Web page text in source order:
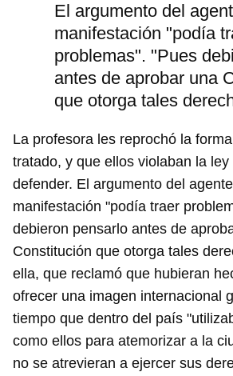
El argumento del
manifestación "podía
problemas". "Pues
antes de aprobar una
que otorga tales
La profesora les reprochó la
tratado, y que ellos violaban la
defender. El argumento del
manifestación "podía traer
debieron pensarlo antes de
Constitución que otorga tales
ella, que reclamó que hubieran
ofrecer una imagen internacional
tiempo que dentro del país
como ellos para atemorizar a la
no se atrevieran a ejercer sus